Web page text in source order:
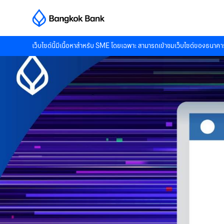
เว็บไซต์นี้มีเนื้อหาสำหรับ SME โดยเฉพาะ สามารถเข้าชมเว็บไซต์ของธนา